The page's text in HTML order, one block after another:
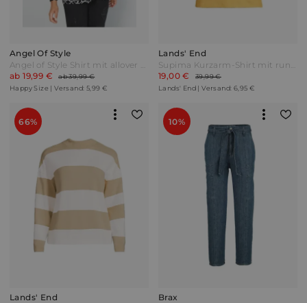
Angel Of Style
Angel of Style Shirt mit allover Animalprint Multicolor Bunt
ab 19,99 €
ab 39,99 €
Happy Size | Versand: 5,99 €
Lands' End
Supima Kurzarm-Shirt mit rundem Ausschnitt Damen Gelb by Lands' End
19,00 €
39,99 €
Lands' End | Versand: 6,95 €
66%
Lands' End
10%
Brax